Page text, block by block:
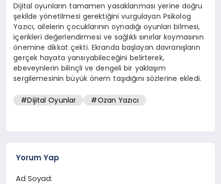
Dijital oyunların tamamen yasaklanması yerine doğru
şekilde yönetilmesi gerektiğini vurgulayan Psikolog
Yazıcı, ailelerin çocuklarının oynadığı oyunları bilmesi,
içerikleri değerlendirmesi ve sağlıklı sınırlar koymasının
önemine dikkat çekti. Ekranda başlayan davranışların
gerçek hayata yansıyabileceğini belirterek,
ebeveynlerin bilinçli ve dengeli bir yaklaşım
sergilemesinin büyük önem taşıdığını sözlerine ekledi.
#Dijital Oyunlar #Ozan Yazıcı
Yorum Yap
Ad Soyad: